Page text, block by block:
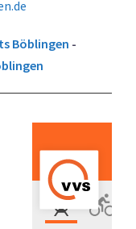
Böblingen -